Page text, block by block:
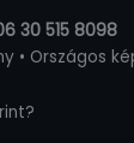
30 515 8098
• Országos